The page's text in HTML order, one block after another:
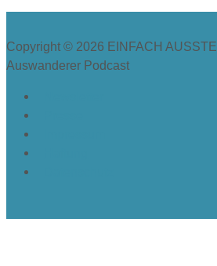
Copyright © 2026 EINFACH
Auswanderer Podcast